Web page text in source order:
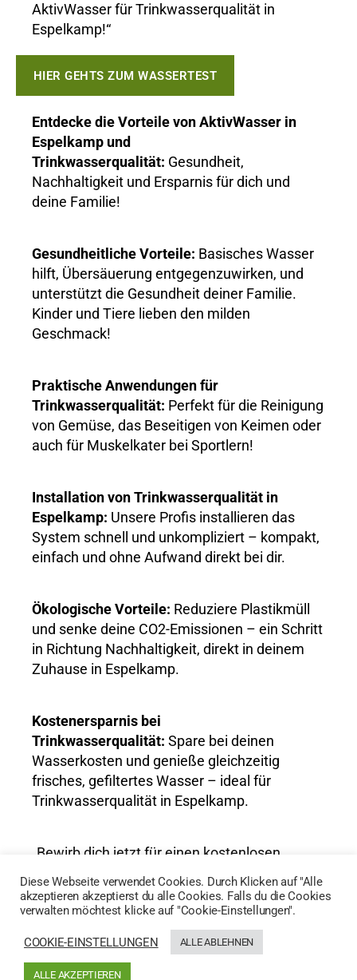
AktivWasser für Trinkwasserqualität in
Espelkamp!“
HIER GEHTS ZUM WASSERTEST
Entdecke die Vorteile von AktivWasser in
Espelkamp und
Trinkwasserqualität: Gesundheit,
Nachhaltigkeit und Ersparnis für dich und
deine Familie!
Gesundheitliche Vorteile: Basisches Wasser
hilft, Übersäuerung entgegenzuwirken, und
unterstützt die Gesundheit deiner Familie.
Kinder und Tiere lieben den milden
Geschmack!
Praktische Anwendungen für
Trinkwasserqualität: Perfekt für die Reinigung
von Gemüse, das Beseitigen von Keimen oder
auch für Muskelkater bei Sportlern!
Installation von Trinkwasserqualität in
Espelkamp: Unsere Profis installieren das
System schnell und unkompliziert – kompakt,
einfach und ohne Aufwand direkt bei dir.
Ökologische Vorteile: Reduziere Plastikmüll
und senke deine CO2-Emissionen – ein Schritt
in Richtung Nachhaltigkeit, direkt in deinem
Zuhause in Espelkamp.
Kostenersparnis bei
Trinkwasserqualität: Spare bei deinen
Wasserkosten und genieße gleichzeitig
frisches, gefiltertes Wasser – ideal für
Trinkwasserqualität in Espelkamp.
„Bewirb dich jetzt für einen kostenlosen
Wassertest und entdecke die Vorteile von
AktivWasser für Trinkwasserqualität in
Espelkamp!“
HIER GEHTS ZUM WASSERTEST
Diese Webseite verwendet Cookies. Durch Klicken auf "Alle
akzeptieren akzeptierst du alle Cookies. Falls du die Cookies
verwalten möchtest klicke auf "Cookie-Einstellungen".
COOKIE-EINSTELLUNGEN ALLE ABLEHNEN
ALLE AKZEPTIEREN